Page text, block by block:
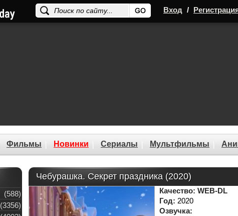
Вход /
Фильмы Новинки Сериалы Мультфильмы
(588)
(3356)
Чебурашка. Секрет праздника (2020)
Качество: WEB-DL
Год: 2020
Озвучка: